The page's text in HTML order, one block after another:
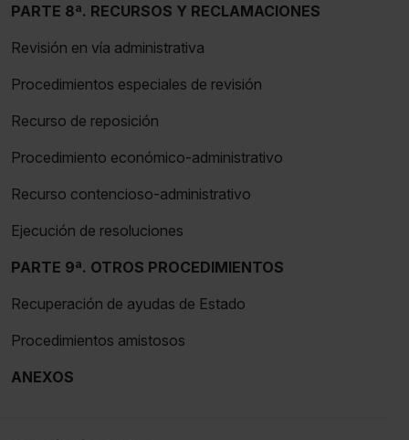
PARTE 8ª. RECURSOS Y RECLAMACIONES
Revisión en vía administrativa
Procedimientos especiales de revisión
Recurso de reposición
Procedimiento económico-administrativo
Recurso contencioso-administrativo
Ejecución de resoluciones
PARTE 9ª. OTROS PROCEDIMIENTOS
Recuperación de ayudas de Estado
Procedimientos amistosos
ANEXOS